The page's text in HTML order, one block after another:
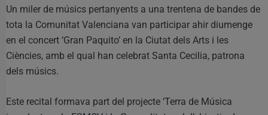
Un miler de músics pertanyents a una trentena de bandes de
tota la Comunitat Valenciana van participar ahir diumenge
en el concert ‘Gran Paquito’ en la Ciutat dels Arts i les
Ciències, amb el qual han celebrat Santa Cecilia, patrona
dels músics.
Este recital formava part del projecte ‘Terra de Música